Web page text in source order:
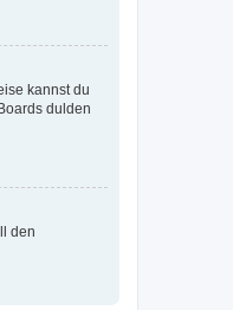
kannst du
dulden
den